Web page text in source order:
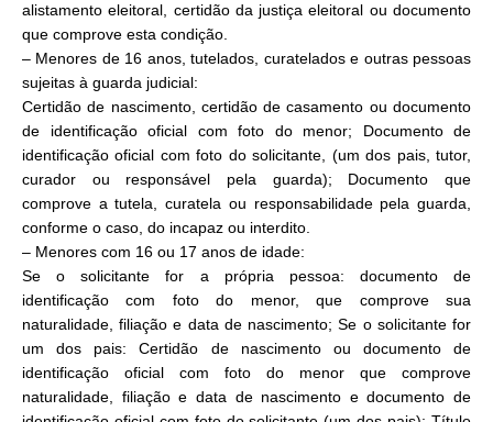
alistamento eleitoral, certidão da justiça eleitoral ou documento
que comprove esta condição.
– Menores de 16 anos, tutelados, curatelados e outras pessoas
sujeitas à guarda judicial:
Certidão de nascimento, certidão de casamento ou documento
de identificação oficial com foto do menor; Documento de
identificação oficial com foto do solicitante, (um dos pais, tutor,
curador ou responsável pela guarda); Documento que
comprove a tutela, curatela ou responsabilidade pela guarda,
conforme o caso, do incapaz ou interdito.
– Menores com 16 ou 17 anos de idade:
Se o solicitante for a própria pessoa: documento de
identificação com foto do menor, que comprove sua
naturalidade, filiação e data de nascimento; Se o solicitante for
um dos pais: Certidão de nascimento ou documento de
identificação oficial com foto do menor que comprove
naturalidade, filiação e data de nascimento e documento de